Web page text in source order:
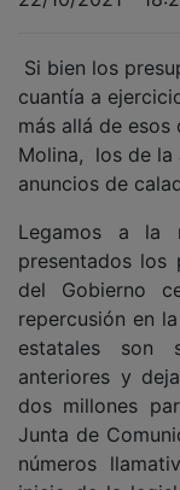
cuantía a
más allá de
Molina, los de la
anuncios de
presentados los
del Gobierno
repercusión en
estatales son
anteriores y
dos millones
Junta de
números
inicio de la